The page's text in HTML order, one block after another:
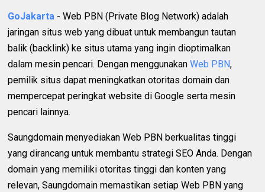
GoJakarta - Web PBN (Private Blog Network) adalah
jaringan situs web yang dibuat untuk membangun tautan
balik (backlink) ke situs utama yang ingin dioptimalkan
dalam mesin pencari. Dengan menggunakanWeb PBN,
pemilik situs dapat meningkatkan otoritas domain dan
mempercepat peringkat website di Google serta mesin
pencari lainnya.
Saungdomain menyediakan Web PBN berkualitas tinggi
yang dirancang untuk membantu strategi SEO Anda. Dengan
domain yang memiliki otoritas tinggi dan konten yang
relevan, Saungdomain memastikan setiap Web PBN yang